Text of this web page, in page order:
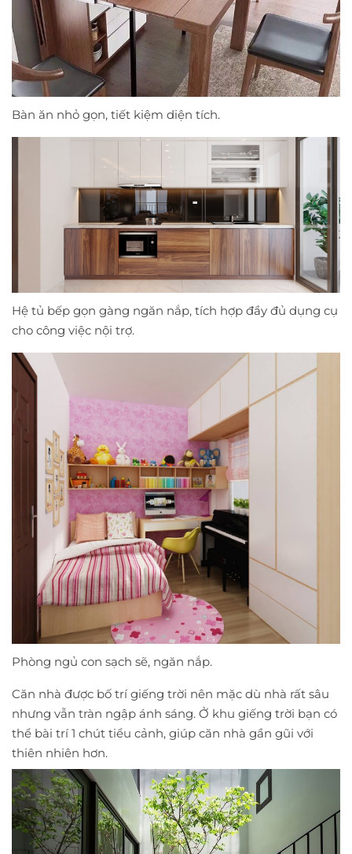
Bàn ăn nhỏ gọn, tiết kiệm diện tích.
Hệ tủ bếp gọn gàng ngăn nắp, tích hợp đầy đủ dụng cụ
cho công việc nội trợ.
Phòng ngủ con sạch sẽ, ngăn nắp.
Căn nhà được bố trí giếng trời nên mặc dù nhà rất sâu
nhưng vẫn tràn ngập ánh sáng. Ở khu giếng trời bạn có
thể bài trí 1 chút tiểu cảnh, giúp căn nhà gần gũi với
thiên nhiên hơn.